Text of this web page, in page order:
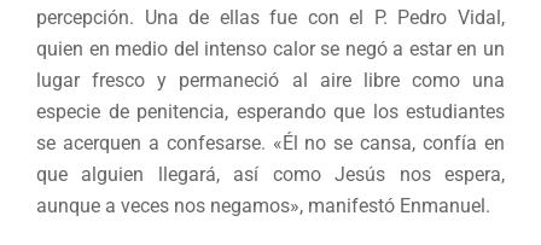
percepción. Una de ellas fue con el P. Pedro Vidal,
quien en medio del intenso calor se negó a estar en un
lugar fresco y permaneció al aire libre como una
especie de penitencia, esperando que los estudiantes
se acerquen a confesarse. «Él no se cansa, confía en
que alguien llegará, así como Jesús nos espera,
aunque a veces nos negamos», manifestó Enmanuel.